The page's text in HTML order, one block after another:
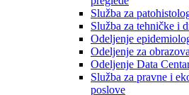
Služba za
Služba za tehničke i
Odeljenje
Odeljenje za
Odeljenje Data
Služba za pravne i
poslove